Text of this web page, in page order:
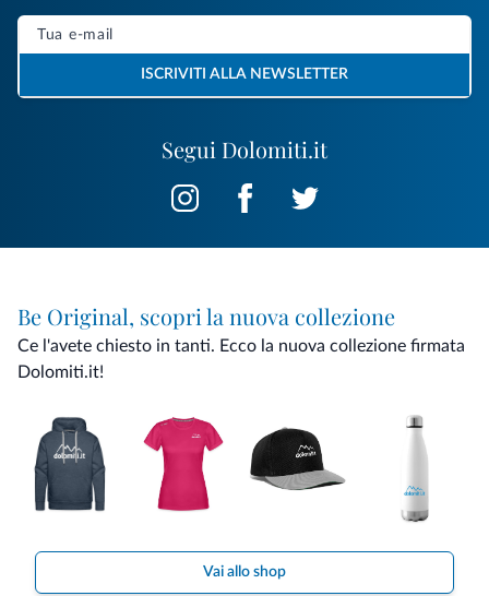
Segui Dolomiti.it
ISCRIVITI ALLA NEWSLETTER
Be Original, scopri la nuova collezione
Ce l'avete chiesto in tanti. Ecco la nuova collezione firmata
Dolomiti.it!
Vai allo shop